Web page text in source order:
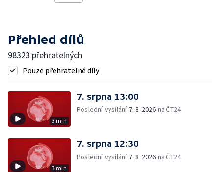
Přehled dílů
98323 přehratelných
Pouze přehratelné díly
3 min
7. srpna 13:00
Poslední vysílání 7. 8. 2026 na ČT24
3 min
7. srpna 12:30
Poslední vysílání 7. 8. 2026 na ČT24